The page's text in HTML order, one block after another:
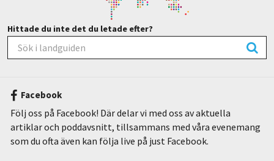
Hittade du inte det du letade efter?
Facebook
Följ oss på Facebook! Där delar vi med oss av aktuella
artiklar och poddavsnitt, tillsammans med våra evenemang
som du ofta även kan följa live på just Facebook.